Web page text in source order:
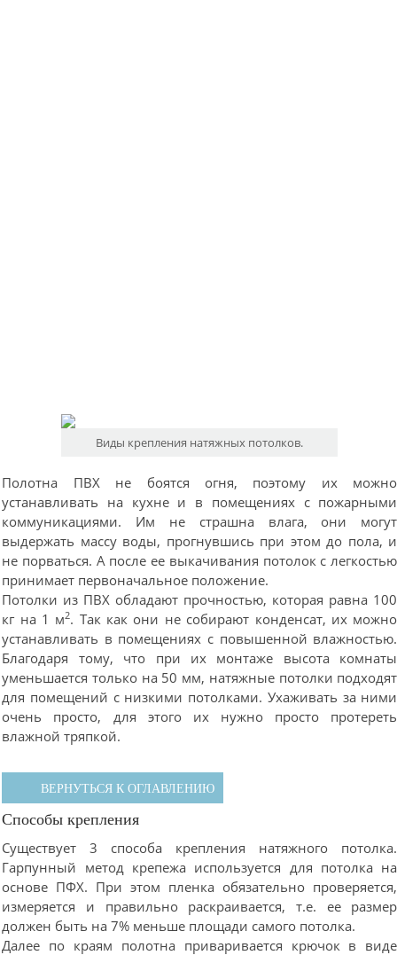
Виды крепления натяжных потолков.
Полотна ПВХ не боятся огня, поэтому их можно
устанавливать на кухне и в помещениях с пожарными
коммуникациями. Им не страшна влага, они могут
выдержать массу воды, прогнувшись при этом до пола, и
не порваться. А после ее выкачивания потолок с легкостью
принимает первоначальное положение.
Потолки из ПВХ обладают прочностью, которая равна 100
кг на 1 м2. Так как они не собирают конденсат, их можно
устанавливать в помещениях с повышенной влажностью.
Благодаря тому, что при их монтаже высота комнаты
уменьшается только на 50 мм, натяжные потолки подходят
для помещений с низкими потолками. Ухаживать за ними
очень просто, для этого их нужно просто протереть
влажной тряпкой.
ВЕРНУТЬСЯ К ОГЛАВЛЕНИЮ
Способы крепления
Существует 3 способа крепления натяжного потолка.
Гарпунный метод крепежа используется для потолка на
основе ПФХ. При этом пленка обязательно проверяется,
измеряется и правильно раскраивается, т.е. ее размер
должен быть на 7% меньше площади самого потолка.
Далее по краям полотна приваривается крючок в виде